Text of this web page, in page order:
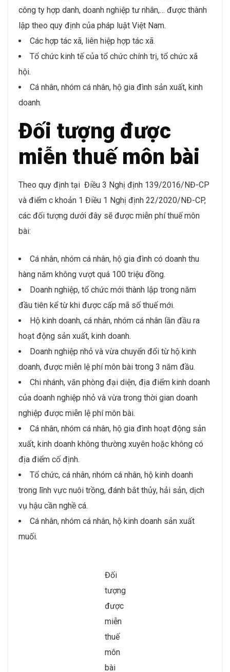
công ty hợp danh, doanh nghiệp tư nhân,… được thành
lập theo quy định của pháp luật Việt Nam.
Các hợp tác xã, liên hiệp hợp tác xã.
Tổ chức kinh tế của tổ chức chính trị, tổ chức xã
hội.
Cá nhân, nhóm cá nhân, hộ gia đình sản xuất, kinh
doanh.
Đối tượng được
miễn thuế môn bài
Theo quy định tại Điều 3 Nghị định 139/2016/NĐ-CP
và điểm c khoản 1 Điều 1 Nghị định 22/2020/NĐ-CP,
các đối tượng dưới đây sẽ được miễn phí thuế môn
bài:
Cá nhân, nhóm cá nhân, hộ gia đình có doanh thu
hàng năm không vượt quá 100 triệu đồng.
Doanh nghiệp, tổ chức mới thành lập trong năm
đầu tiên kể từ khi được cấp mã số thuế mới.
Hộ kinh doanh, cá nhân, nhóm cá nhân lần đầu ra
hoạt động sản xuất, kinh doanh.
Doanh nghiệp nhỏ và vừa chuyển đổi từ hộ kinh
doanh, được miễn lệ phí môn bài trong 3 năm đầu.
Chi nhánh, văn phòng đại diện, địa điểm kinh doanh
của doanh nghiệp nhỏ và vừa trong thời gian doanh
nghiệp được miễn lệ phí môn bài.
Cá nhân, nhóm cá nhân, hộ gia đình hoạt động sản
xuất, kinh doanh không thường xuyên hoặc không có
địa điểm cố định.
Tổ chức, cá nhân, nhóm cá nhân, hộ kinh doanh
trong lĩnh vực nuôi trồng, đánh bắt thủy, hải sản, dịch
vụ hậu cần nghề cá.
Cá nhân, nhóm cá nhân, hộ kinh doanh sản xuất
muối.
Đối
tượng
được
miễn
thuế
môn
bài